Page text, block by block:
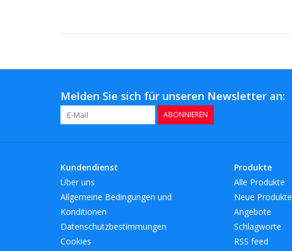
Melden Sie sich für unseren Newsletter an:
ABONNIEREN
Kundendienst
Über uns
Allgemeine Bedingungen und
Konditionen
Datenschutzbestimmungen
Cookies
Produkte
Alle Produkte
Neue Produkte
Angebote
Schlagworte
RSS feed